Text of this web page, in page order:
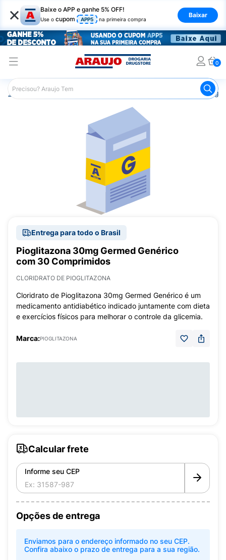
× Baixe o APP e ganhe 5% OFF!
Use o cupom APP5 na primeira compra
Baixar
0
Araujo Medicamentos
Entrega para todo o Brasil
Pioglitazona 30mg Germed Genérico
com 30 Comprimidos
CLORIDRATO DE PIOGLITAZONA
Cloridrato de Pioglitazona 30mg Germed Genérico é um
medicamento antidiabético indicado juntamente com dieta
e exercícios físicos para melhorar o controle da glicemia.
Marca:PIOGLITAZONA
Calcular frete
Informe seu CEP
Opções de entrega
Enviamos para o endereço informado no seu CEP.
Confira abaixo o prazo de entrega para a sua região.